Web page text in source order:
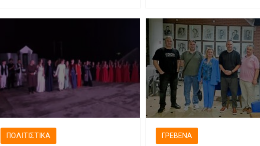
ΠΟΛΙΤΙΣΤΙΚΆ ΓΡΕΒΕΝΆ